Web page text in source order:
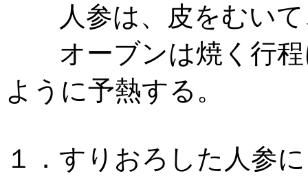
人参は、皮をむいて
オーブンは焼く行程
ように予熱する。
１．すりおろした人参